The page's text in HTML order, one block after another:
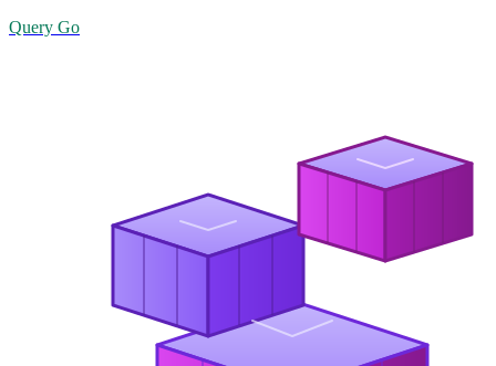
Query Go